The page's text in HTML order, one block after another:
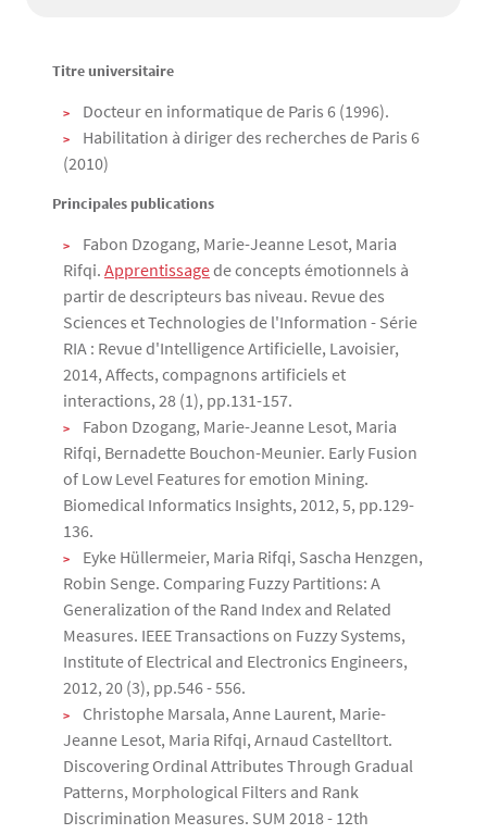
Texte
Titre universitaire
Docteur en informatique de Paris 6 (1996).
Habilitation à diriger des recherches de Paris 6
(2010)
Principales publications
Fabon Dzogang, Marie-Jeanne Lesot, Maria
Rifqi. Apprentissagede concepts émotionnels à
partir de descripteurs bas niveau. Revue des
Sciences et Technologies de l'Information - Série
RIA : Revue d'Intelligence Artificielle, Lavoisier,
2014, Affects, compagnons artificiels et
interactions, 28 (1), pp.131-157.
Fabon Dzogang, Marie-Jeanne Lesot, Maria
Rifqi, Bernadette Bouchon-Meunier. Early Fusion
of Low Level Features for emotion Mining.
Biomedical Informatics Insights, 2012, 5, pp.129-
136.
Eyke Hüllermeier, Maria Rifqi, Sascha Henzgen,
Robin Senge. Comparing Fuzzy Partitions: A
Generalization of the Rand Index and Related
Measures. IEEE Transactions on Fuzzy Systems,
Institute of Electrical and Electronics Engineers,
2012, 20 (3), pp.546 - 556.
Christophe Marsala, Anne Laurent, Marie-
Jeanne Lesot, Maria Rifqi, Arnaud Castelltort.
Discovering Ordinal Attributes Through Gradual
Patterns, Morphological Filters and Rank
Discrimination Measures. SUM 2018 - 12th